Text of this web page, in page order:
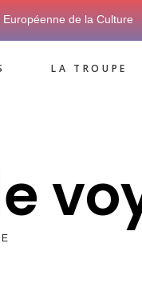
de la Culture
LA TROUPE